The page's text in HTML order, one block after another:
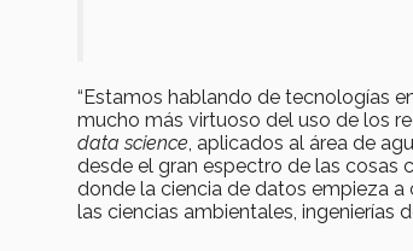
“Estamos hablando de tecnologías
mucho más virtuoso del uso de los
data science , aplicados al área de
desde el gran espectro de las cosas
donde la ciencia de datos empieza
las ciencias ambientales, ingenierías